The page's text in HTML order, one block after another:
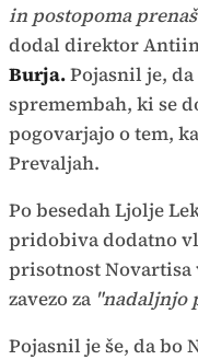
in postopoma
dodal direktor
Burja.Pojasnil je,
spremembah, ki se
pogovarjajo o tem,
Prevaljah.
Po besedah Ljolje
pridobiva dodatno
prisotnost
zavezo za "nadaljnjo
Pojasnil je še, da